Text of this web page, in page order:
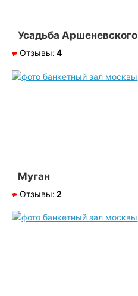
Усадьба Аршеневского
Отзывы: 4
Муган
Отзывы: 2